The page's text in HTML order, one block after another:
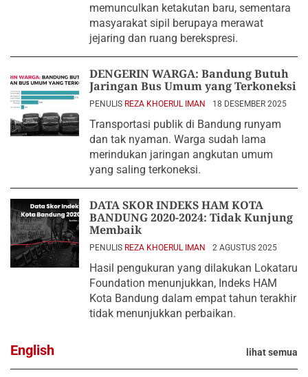
memunculkan ketakutan baru, sementara
masyarakat sipil berupaya merawat
jejaring dan ruang berekspresi.
DENGERIN WARGA: Bandung Butuh
Jaringan Bus Umum yang Terkoneksi
PENULIS REZA KHOERUL IMAN 18 DESEMBER 2025
Transportasi publik di Bandung runyam
dan tak nyaman. Warga sudah lama
merindukan jaringan angkutan umum
yang saling terkoneksi.
DATA SKOR INDEKS HAM KOTA
BANDUNG 2020-2024: Tidak Kunjung
Membaik
PENULIS REZA KHOERUL IMAN 2 AGUSTUS 2025
Hasil pengukuran yang dilakukan Lokataru
Foundation menunjukkan, Indeks HAM
Kota Bandung dalam empat tahun terakhir
tidak menunjukkan perbaikan.
English lihat semua